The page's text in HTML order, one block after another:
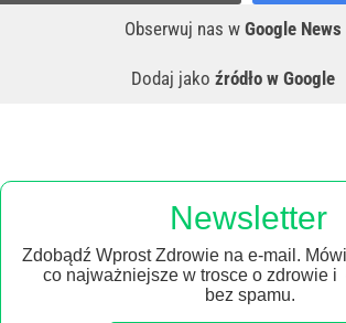
Obserwuj nas w Google News
Dodaj jako źródło w Google
Newsletter
Zdobądź Wprost Zdrowie na e-mail.
co najważniejsze w trosce o zdrowie i
bez spamu.